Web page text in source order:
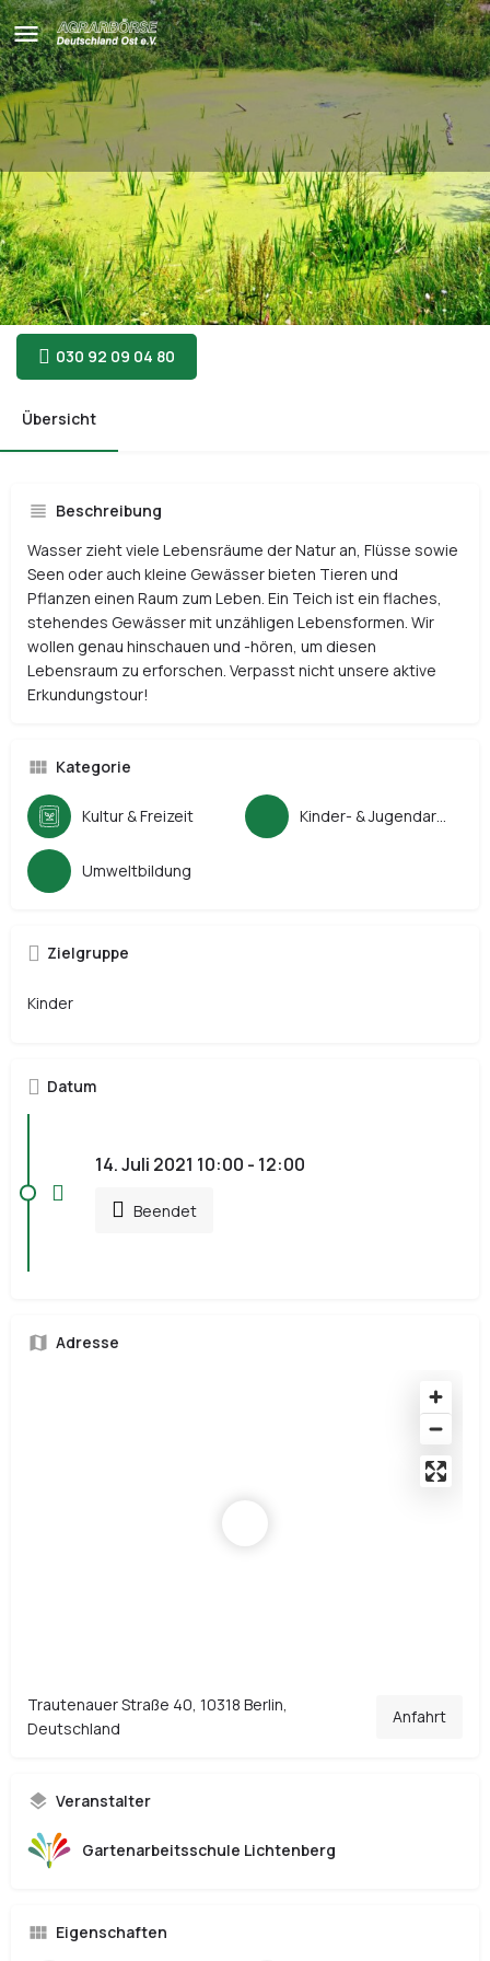
Lebensraum Teich
mit Keschern und Lupen auf der Pirsch
Anmelden: umweltbuero@agrar-boerse-ev.de
030 92 09 04 80
Übersicht
Beschreibung
Wasser zieht viele Lebensräume der Natur an, Flüsse sowie
Seen oder auch kleine Gewässer bieten Tieren und
Pflanzen einen Raum zum Leben. Ein Teich ist ein flaches,
stehendes Gewässer mit unzähligen Lebensformen. Wir
wollen genau hinschauen und -hören, um diesen
Lebensraum zu erforschen. Verpasst nicht unsere aktive
Erkundungstour!
Kategorie
Kultur & Freizeit
Umweltbildung
Zielgruppe
Kinder
Datum
14. Juli 2021 10:00 - 12:00
Beendet
Adresse
Trautenauer Straße 40, 10318 Berlin,
Deutschland
Anfahrt
Veranstalter
Gartenarbeitsschule Lichtenberg
Eigenschaften